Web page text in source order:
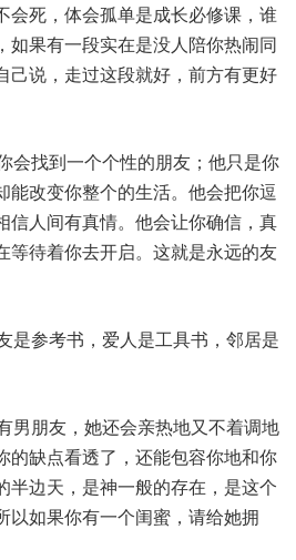
会死，体会孤单是成长必修课，谁
如果有一段实在是没人陪你热闹同
己说，走过这段就好，前方有更好
会找到一个个性的朋友；他只是你
能改变你整个的生活。他会把你逗
信人间有真情。他会让你确信，真
等待着你去开启。这就是永远的友
是参考书，爱人是工具书，邻居是
男朋友，她还会亲热地又不着调地
的缺点看透了，还能包容你地和你
半边天，是神一般的存在，是这个
以如果你有一个闺蜜，请给她拥